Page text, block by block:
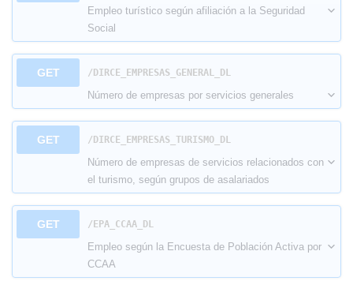
Empleo turístico según afiliación a la Seguridad
Social
GET ​/DIRCE_EMPRESAS_GENERAL_DL
Número de empresas por servicios generales
GET ​/DIRCE_EMPRESAS_TURISMO_DL
Número de empresas de servicios relacionados con
el turismo, según grupos de asalariados
GET ​/EPA_CCAA_DL
Empleo según la Encuesta de Población Activa por
CCAA